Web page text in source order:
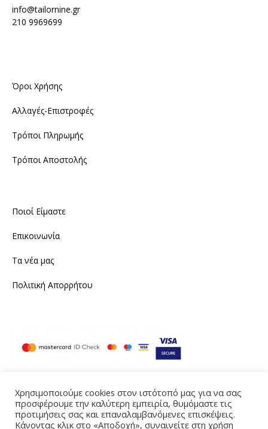
info@tailornine.gr
210 9969699
Όροι Χρήσης
Αλλαγές-Επιστροφές
Τρόποι Πληρωμής
Τρόποι Αποστολής
Ποιοί Είμαστε
Επικοινωνία
Τα νέα μας
Πολιτική Απορρήτου
InstagramFacebook
Χρησιμοποιούμε cookies στον ιστότοπό μας για να σας
προσφέρουμε την καλύτερη εμπειρία, θυμόμαστε τις
προτιμήσεις σας και επαναλαμβανόμενες επισκέψεις.
Κάνοντας κλικ στο «Αποδοχή», συναινείτε στη χρήση